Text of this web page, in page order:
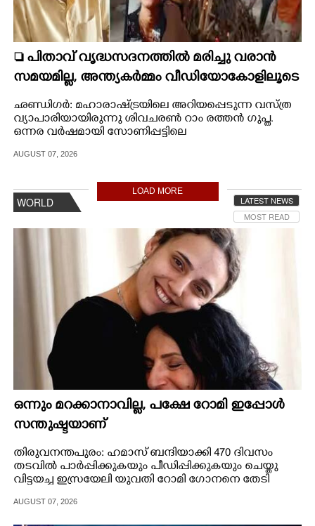
 പിതാവ് വൃദ്ധസദനത്തിൽ മരിച്ചു വരാൻ
സമയമില്ല,​ അന്ത്യകർമ്മം വീഡിയോകോളിലൂടെ
കണ്ട് മക്കൾ
ഛണ്ഡിഗർ: മഹാരാഷ്ട്രയിലെ അറിയപ്പെടുന്ന വസ്ത്ര
വ്യാപാരിയായിരുന്നു ശിവചരൺ റാം രത്തൻ ഗുപ്ത.
ഒന്നര വർഷമായി സോണിപ്പട്ടിലെ
മരിച്ചു. വാർദ്ധക്യസഹജമായ അസുഖത്തെത്തുടർന്ന്
AUGUST 07, 2026
LOAD MORE
WORLD
LATEST NEWS
MOST READ
ഒന്നും മറക്കാനാവില്ല, പക്ഷേ റോമി ഇപ്പോൾ
സന്തുഷ്ടയാണ്
തിരുവനന്തപുരം: ഹമാസ് ബന്ദിയാക്കി 470 ദിവസം
തടവിൽ പാർപ്പിക്കുകയും പീഡിപ്പിക്കുകയും ചെയ്തു
വിട്ടയച്ച ഇസ്രയേലി യുവതി റോമി ഗോനനെ തേടി
സംഘത്തിലെ കമാൻഡർ അബ്ദുൽ റഹീം അൽ യൂസഫ്
AUGUST 07, 2026